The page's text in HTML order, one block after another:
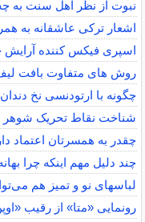
نبوت از نظر اهل سنت
اشعار ترکی عاشقانه به
اسپری فیکس کننده آرایش
روش های متفاوت بافت
چگونه با ارتودنسی نخ
شناخت نقاط تحریک شوهر
چقدر به همسرتان اعتماد
چند دلیل مهم اینکه چرا
لباس‎های نو و تمیز هم می‌توانند بیماری‌زا باشند!
رونمایی «متا» از رقیب